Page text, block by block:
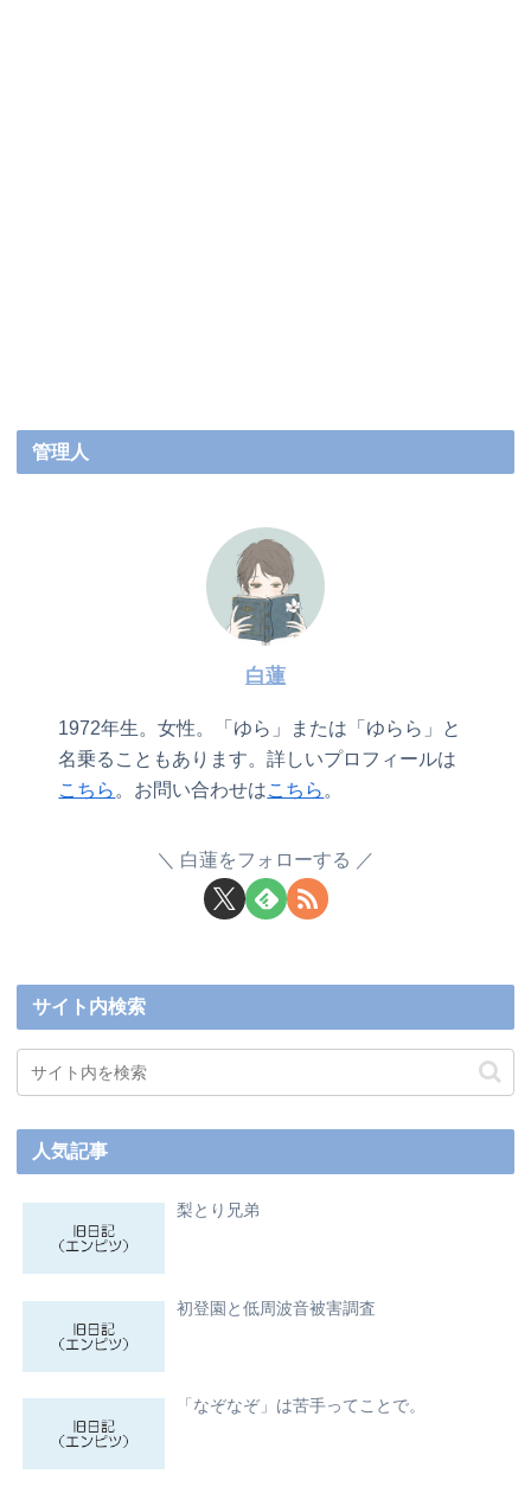
管理人
白蓮
1972年生。女性。「ゆら」または「ゆらら」と
名乗ることもあります。詳しいプロフィールは
こちら。お問い合わせはこちら。
白蓮をフォローする
サイト内検索
人気記事
梨とり兄弟
初登園と低周波音被害調査
「なぞなぞ」は苦手ってことで。